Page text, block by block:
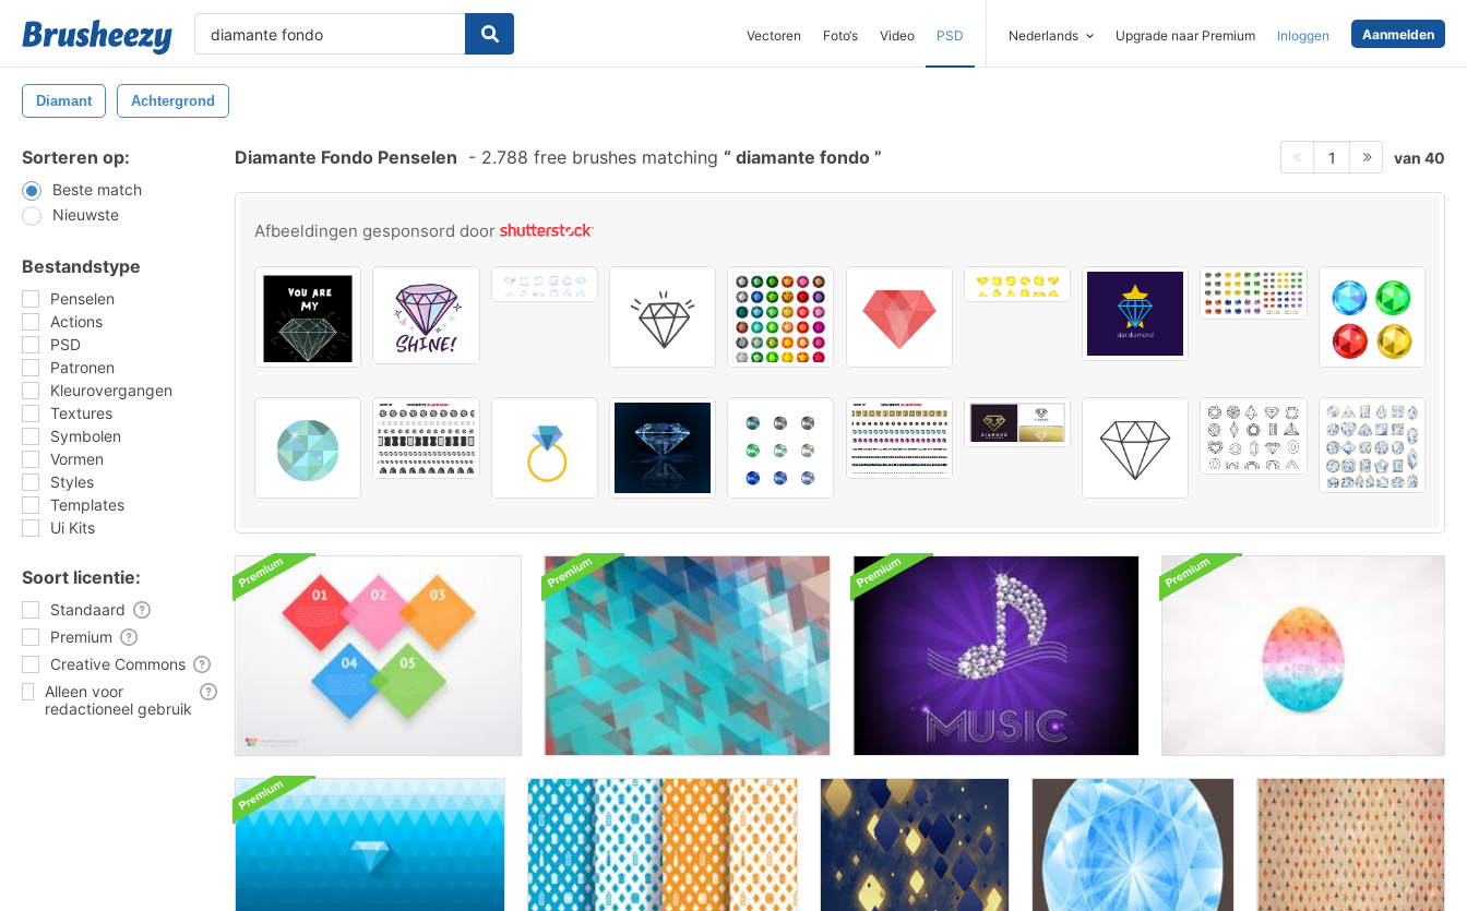
Vectoren Foto‘s Video PSD Nederlands Upgrade naar Premium Inloggen Aanmelden
Diamant Achtergrond
Sorteren op:
Beste match
Nieuwste
Bestandstype
Penselen
Actions
PSD
Patronen
Kleurovergangen
Textures
Symbolen
Vormen
Styles
Templates
Ui Kits
Soort licentie:
Standaard
Premium
Creative Commons
Alleen voor
redactioneel gebruik
Diamante Fondo Penselen - 2.788 free brushes matching diamante fondo 1 van 40
Afbeeldingen gesponsord door